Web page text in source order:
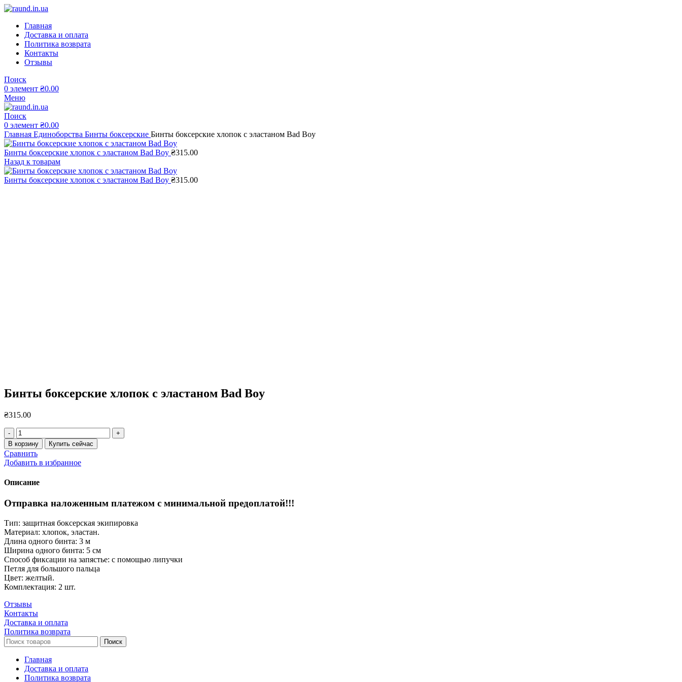
Главная
Доставка и оплата
Политика возврата
Контакты
Отзывы
Поиск
0 элемент ₴0.00
Меню
Поиск
0 элемент ₴0.00
Главная Единоборства Бинты боксерские Бинты боксерские хлопок с эластаном Bad Boy
Бинты боксерские хлопок с эластаном Bad Boy ₴315.00
Назад к товарам
Бинты боксерские хлопок с эластаном Bad Boy ₴315.00
Бинты боксерские хлопок с эластаном Bad Boy
₴315.00
Количество
товара
Бинты
боксерские
хлопок
эластаном
Boy
В корзину Купить сейчас
Сравнить
Добавить в избранное
Описание
Отправка наложенным платежом с минимальной предоплатой!!!
Тип: защитная боксерская экипировка
Материал: хлопок, эластан.
Длина одного бинта: 3 м
Ширина одного бинта: 5 см
Способ фиксации на запястье: с помощью липучки
Петля для большого пальца
Цвет: желтый.
Комплектация: 2 шт.
Отзывы
Контакты
Доставка и оплата
Политика возврата
Поиск
Главная
Доставка и оплата
Политика возврата